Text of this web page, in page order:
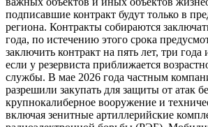
подписавшие контракт будут только в
региона. Контракты собираются
года, по истечению этого срока
заключить контракт на пять лет, три
если у резервиста приближается
службы. В мае 2026 года частным
разрешили закупать для защиты от атак
крупнокалиберное вооружение и
включая зенитные артиллерийские